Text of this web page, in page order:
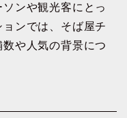
ンや観光客にとっ
ンでは、そば屋チ
や人気の背景につ